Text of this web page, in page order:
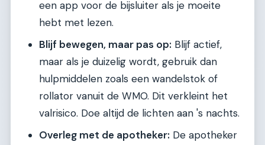
een app voor de bijsluiter als je moeite
hebt met lezen.
Blijf bewegen, maar pas op: Blijf actief,
maar als je duizelig wordt, gebruik dan
hulpmiddelen zoals een wandelstok of
rollator vanuit de WMO. Dit verkleint het
valrisico. Doe altijd de lichten aan 's nachts.
Overleg met de apotheker: De apotheker